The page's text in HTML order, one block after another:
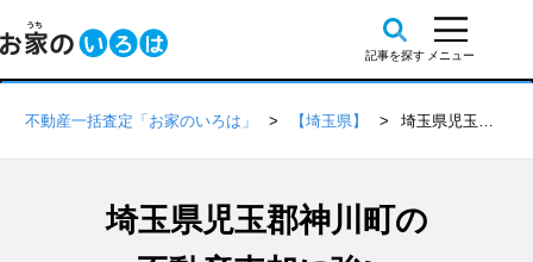
不動産一括査定「お家のいろは」 【埼玉県】 埼玉県児玉郡神川町の不動産会社 口コミ・評判一覧
埼玉県児玉郡神川町の